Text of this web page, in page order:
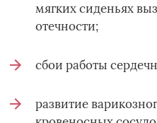
мягких сиденьях
отечности;
сбои работы
развитие